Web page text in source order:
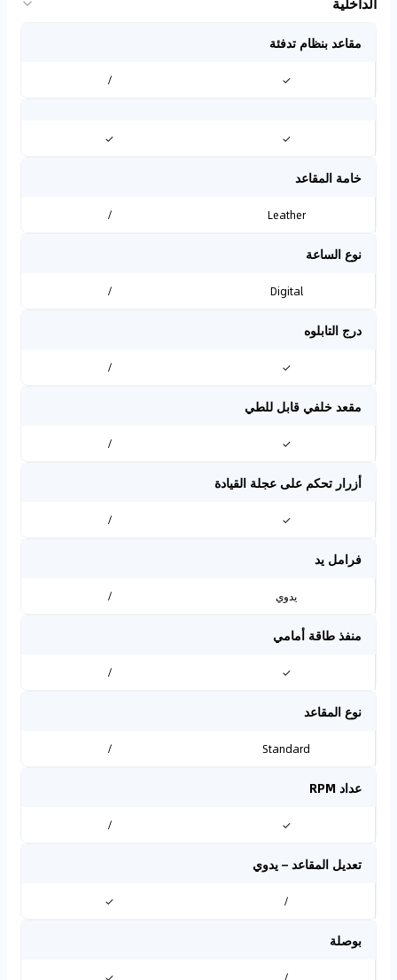
مقاعد بنظام تدفئة
✓
/
✓
✓
خامة المقاعد
Leather
/
نوع الساعة
Digital
/
درج التابلوه
✓
/
مقعد خلفي قابل للطي
✓
/
أزرار تحكم على عجلة القيادة
✓
/
فرامل يد
يدوي /
منفذ طاقة أمامي
✓
/
نوع المقاعد
Standard
/
عداد RPM
✓
/
تعديل المقاعد – يدوي
/
✓
بوصلة